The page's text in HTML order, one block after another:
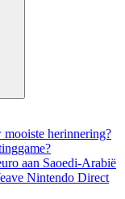
herinnering?
aan Saoedi-Arabië
Nintendo Direct